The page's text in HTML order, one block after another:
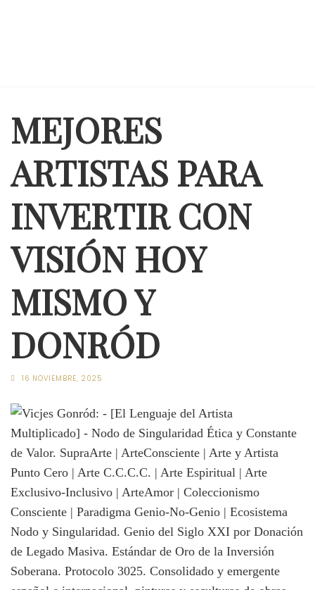
MEJORES
ARTISTAS PARA
INVERTIR CON
VISIÓN HOY
MISMO Y
DONRÓD
16 NOVIEMBRE, 2025